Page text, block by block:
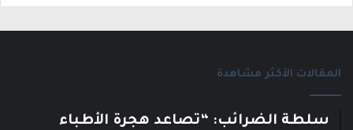
المقالات الأكثر مشاهدة
سلطة الضرائب: “تصاعد هجرة الأطباء